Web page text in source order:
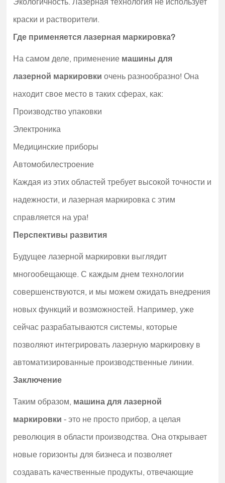
Экологичность. Лазерная технология не использует
краски и растворители.
Где применяется лазерная маркировка?
На самом деле, применение машины для
лазерной маркировки очень разнообразно! Она
находит свое место в таких сферах, как:
Производство упаковки
Электроника
Медицинские приборы
Автомобилестроение
Каждая из этих областей требует высокой точности и
надежности, и лазерная маркировка с этим
справляется на ура!
Перспективы развития
Будущее лазерной маркировки выглядит
многообещающе. С каждым днем технологии
совершенствуются, и мы можем ожидать внедрения
новых функций и возможностей. Например, уже
сейчас разрабатываются системы, которые
позволяют интегрировать лазерную маркировку в
автоматизированные производственные линии.
Заключение
Таким образом, машина для лазерной
маркировки - это не просто прибор, а целая
революция в области производства. Она открывает
новые горизонты для бизнеса и позволяет
создавать качественные продукты, отвечающие